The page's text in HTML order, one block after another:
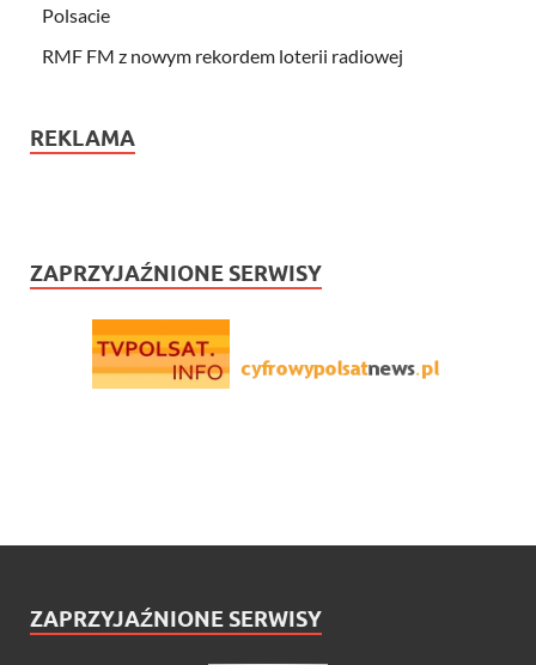
Polsacie
RMF FM z nowym rekordem loterii radiowej
REKLAMA
ZAPRZYJAŹNIONE SERWISY
ZAPRZYJAŹNIONE SERWISY